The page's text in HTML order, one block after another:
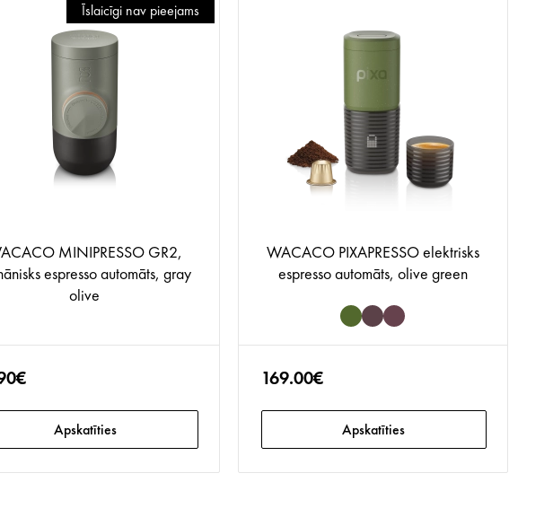
Īslaicīgi nav pieejams
MINIPRESSO GR2,
espresso automāts, gray
olive
Apskatīties
WACACO PIXAPRESSO elektrisks
espresso automāts, olive green
169.00€
Apskatīties